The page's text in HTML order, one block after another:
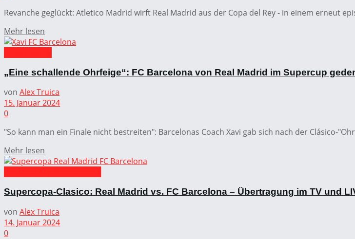
Revanche geglückt: Atletico Madrid wirft Real Madrid aus der Copa del Rey - in einem erneut
Mehr lesen
„Eine schallende Ohrfeige“: FC Barcelona von Real Madrid im Supercup
von Alex Truica
15. Januar 2024
0
"So kann man ein Finale nicht bestreiten": Barcelonas Coach Xavi gab sich nach der Clásico-
Mehr lesen
Supercopa-Clasico: Real Madrid vs. FC Barcelona – Übertragung im TV und
von Alex Truica
14. Januar 2024
0